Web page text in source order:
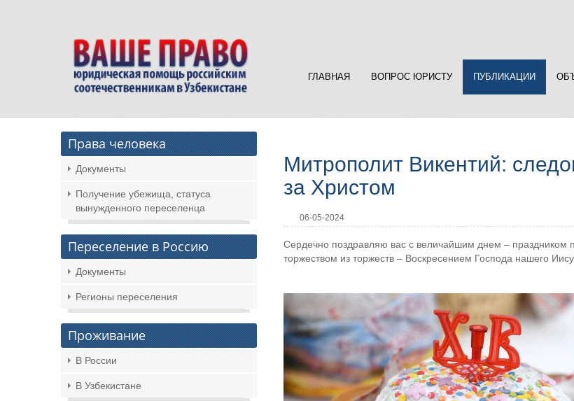
ГЛАВНАЯ ВОПРОС ЮРИСТУ ПУБЛИКАЦИИ
Митрополит Викентий:
за Христом
06-05-2024
Сердечно поздравляю вас с величайшим днем – праздником
торжеством из торжеств – Воскресением Господа нашего
Права человека
Документы
Получение убежища, статуса
вынужденного переселенца
Переселение в Россию
Документы
Регионы переселения
Проживание
В России
В Узбекистане